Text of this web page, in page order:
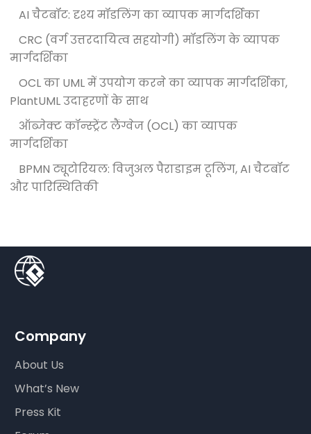
AI चैटबॉट: दृश्य मॉडलिंग का व्यापक मार्गदर्शिका
CRC (वर्ग उत्तरदायित्व सहयोगी) मॉडलिंग के व्यापक
मार्गदर्शिका
OCL का UML में उपयोग करने का व्यापक मार्गदर्शिका,
PlantUML उदाहरणों के साथ
ऑब्जेक्ट कॉन्स्ट्रेंट लैंग्वेज (OCL) का व्यापक
मार्गदर्शिका
BPMN ट्यूटोरियल: विजुअल पैराडाइम टूलिंग, AI चैटबॉट
और पारिस्थितिकी
Company
About Us
What’s New
Press Kit